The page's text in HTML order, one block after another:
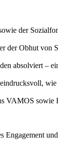
der
der Obhut von
absolviert –
VAMOS sowie